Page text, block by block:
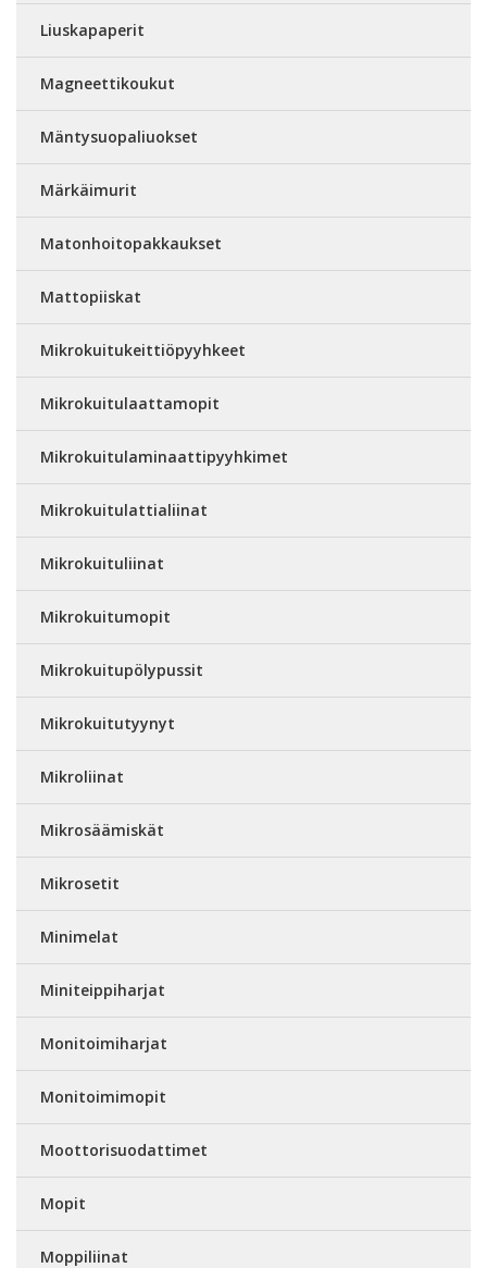
Liuskapaperit
Magneettikoukut
Mäntysuopaliuokset
Märkäimurit
Matonhoitopakkaukset
Mattopiiskat
Mikrokuitukeittiöpyyhkeet
Mikrokuitulaattamopit
Mikrokuitulaminaattipyyhkimet
Mikrokuitulattialiinat
Mikrokuituliinat
Mikrokuitumopit
Mikrokuitupölypussit
Mikrokuitutyynyt
Mikroliinat
Mikrosäämiskät
Mikrosetit
Minimelat
Miniteippiharjat
Monitoimiharjat
Monitoimimopit
Moottorisuodattimet
Mopit
Moppiliinat